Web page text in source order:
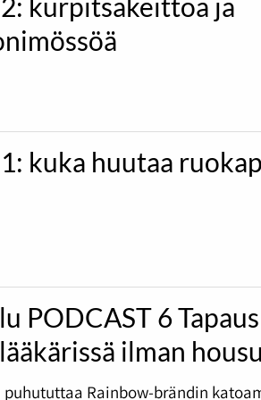
kurpitsakeittoa ja
kuka huutaa
PODCAST 6
ilman
Rainbow-brändin